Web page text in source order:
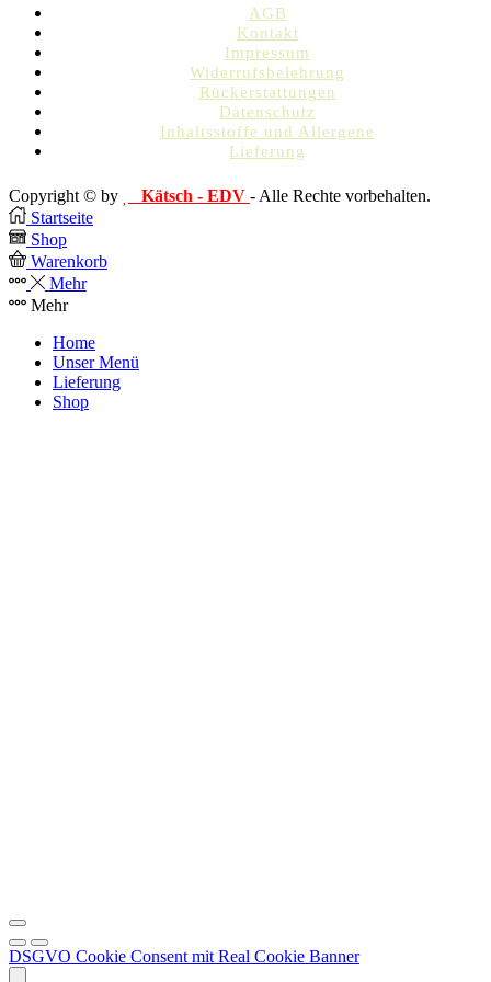
AGB
Kontakt
Impressum
Widerrufsbelehrung
Rückerstattungen
Datenschutz
Inhaltsstoffe und Allergene
Lieferung
Copyright © by Kätsch - EDV - Alle Rechte vorbehalten.
Startseite
Shop
Warenkorb
Mehr
Mehr
Home
Unser Menü
Lieferung
Shop
DSGVO Cookie Consent mit Real Cookie Banner